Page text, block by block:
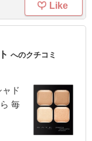
Like
へのクチコミ
ド
毎